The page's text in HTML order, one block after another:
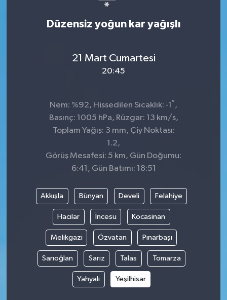
Düzensiz yoğun kar yağışlı
21 Mart Cumartesi
20:45
Nem: %92, Hissedilen Sıcaklık: -1 ° ,
Basınç: 1005 hPa, Rüzgar: 13 km/s,
Toplam Yağış: 3 mm, Çiy Noktası:
1.2,
Görüş Mesafesi: 5 km, Gün Doğumu:
6:41, Gün Batımı: 18:51
Akkışla Bünyan Develi Felahiye
Hacılar İncesu Kocasinan
Melikgazi Özvatan Pınarbaşı
Sarıoğlan Sarız Talas Tomarza
Yahyalı Yeşilhisar